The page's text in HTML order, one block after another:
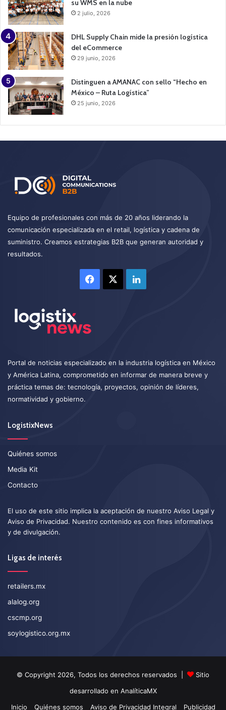
su WMS en la nube
2 julio, 2026
DHL Supply Chain mide la presión logística
del eCommerce
29 junio, 2026
Distinguen a AMANAC con sello “Hecho en
México – Ruta Logística”
25 junio, 2026
Equipo de profesionales con más de 20 años liderando la
comunicación especializada en el retail, logística y cadena de
suministro. Creamos estrategias B2B que generan autoridad y
resultados.
Facebook LinkedIn
Portal de noticias especializado en la industria logística en México
y América Latina, comprometido en informar de manera breve y
práctica temas de: tecnología, proyectos, opinión de líderes,
normatividad y gobierno.
LogistixNews
Quiénes somos
Media Kit
Contacto
El uso de este sitio implica la aceptación de nuestro Aviso Legal y
Aviso de Privacidad. Nuestro contenido es con fines informativos
y de divulgación.
Ligas de interés
retailers.mx
alalog.org
cscmp.org
soylogistico.org.mx
© Copyright 2026, Todos los derechos reservados |
Sitio
desarrollado en AnalíticaMX
Inicio
Quiénes somos Aviso de Privacidad Integral Publicidad